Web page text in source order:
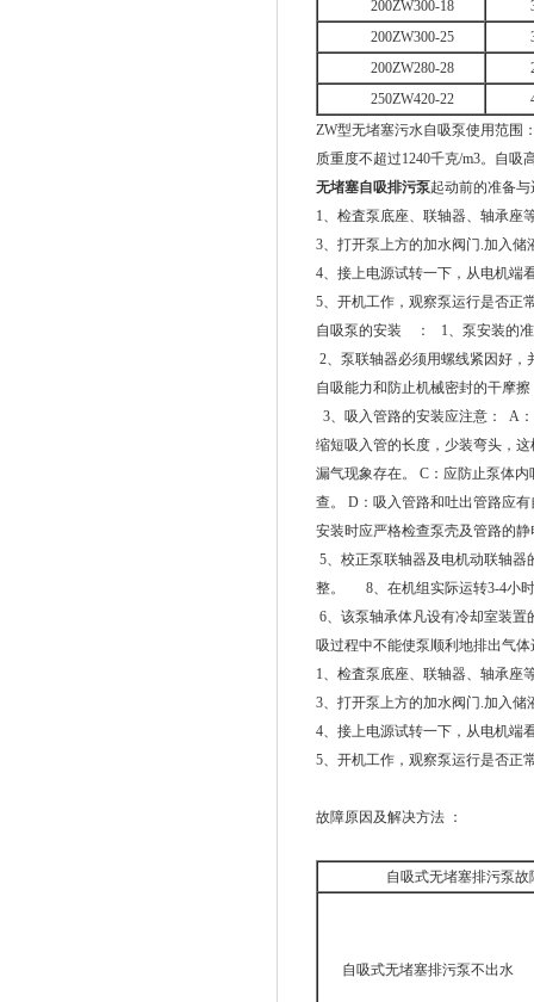
200ZW300-18
200ZW300-25
200ZW280-28
250ZW420-22
ZW型无堵塞污水自吸泵使用范围
质重度不超过1240千克/m3。自
无堵塞自吸排污泵起动前的准备与
1、检査泵底座、联轴器、轴承座
3、打开泵上方的加水阀门.加入
4、接上电源试转一下，从电机端
5、开机工作，观察泵运行是否正
自吸泵的安装 ： 1、泵安装的
2、泵联轴器必须用螺线紧因好
自吸能力和防止机械密封的干摩
3、吸入管路的安装应注意： A
缩短吸入管的长度，少装弯头，
漏气现象存在。 C：应防止泵体
查。 D：吸入管路和吐出管路应
安装时应严格检查泵壳及管路的
5、校正泵联轴器及电机动联轴
整。 8、在机组实际运转3-4小时
6、该泵轴承体凡设有冷却室装
吸过程中不能使泵顺利地排出气
1、检査泵底座、联轴器、轴承座
3、打开泵上方的加水阀门.加入
4、接上电源试转一下，从电机端
5、开机工作，观察泵运行是否正
故障原因及解决方法 ：
自吸式无堵塞排污泵故
自吸式无堵塞排污泵不出水